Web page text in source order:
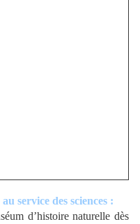
service des sciences :
d’histoire naturelle dès